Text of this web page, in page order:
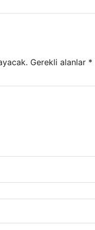
Gerekli alanlar *